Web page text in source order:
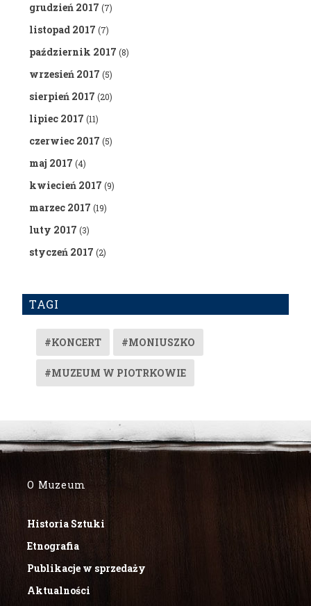
grudzień 2017 (7)
listopad 2017 (7)
październik 2017 (8)
wrzesień 2017 (5)
sierpień 2017 (20)
lipiec 2017 (11)
czerwiec 2017 (5)
maj 2017 (4)
kwiecień 2017 (9)
marzec 2017 (19)
luty 2017 (3)
styczeń 2017 (2)
TAGI
#KONCERT #MONIUSZKO
#MUZEUM W PIOTRKOWIE
O Muzeum
Historia Sztuki
Etnografia
Publikacje w sprzedaży
Aktualności